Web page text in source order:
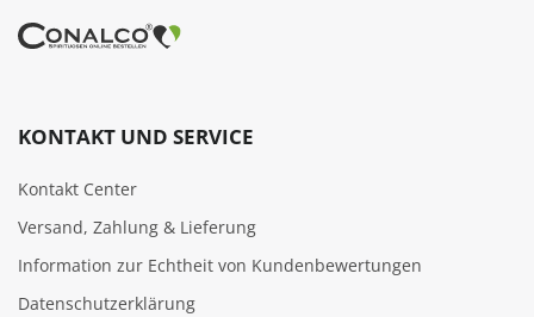
KONTAKT UND SERVICE
Kontakt Center
Versand, Zahlung & Lieferung
Information zur Echtheit von Kundenbewertungen
Datenschutzerklärung